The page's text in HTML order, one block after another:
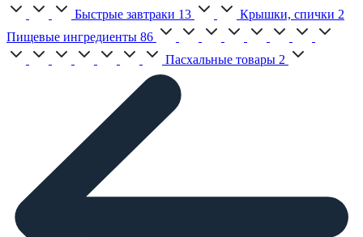
Быстрые завтраки 13 Крышки, спички 2
Пищевые ингредиенты 86
Пасхальные товары 2